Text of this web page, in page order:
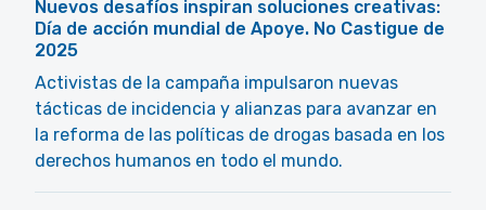
Nuevos desafíos inspiran soluciones creativas:
Día de acción mundial de Apoye. No Castigue de
2025
Activistas de la campaña impulsaron nuevas
tácticas de incidencia y alianzas para avanzar en
la reforma de las políticas de drogas basada en los
derechos humanos en todo el mundo.